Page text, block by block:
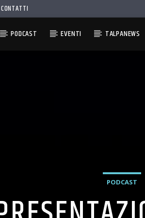
CONTATTI
PODCAST EVENTI TALPANEWS
PODCAST